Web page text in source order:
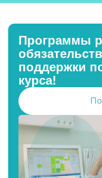
Программы
поддержки
курса!